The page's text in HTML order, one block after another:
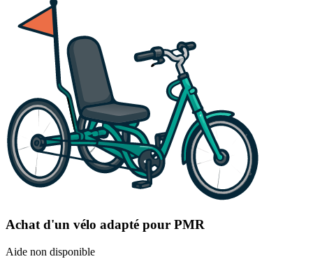
Achat d'un vélo adapté pour PMR
Aide non disponible